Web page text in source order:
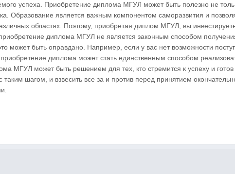
успеха. Приобретение диплома МГУЛ может быть полезно не
Образование является важным компонентом саморазвития и
областях. Поэтому, приобретая диплом МГУЛ, вы
диплома МГУЛ не является законным способом
может быть оправдано. Например, если у вас нет возможности
диплома может стать единственным способом
МГУЛ может быть решением для тех, кто стремится к успеху и готов
шагом, и взвесить все за и против перед принятием